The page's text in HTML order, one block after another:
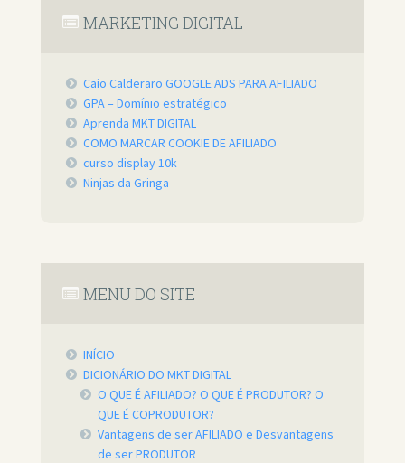
MARKETING DIGITAL
Caio Calderaro GOOGLE ADS PARA AFILIADO
GPA – Domínio estratégico
Aprenda MKT DIGITAL
COMO MARCAR COOKIE DE AFILIADO
curso display 10k
Ninjas da Gringa
MENU DO SITE
INÍCIO
DICIONÁRIO DO MKT DIGITAL
O QUE É AFILIADO? O QUE É PRODUTOR? O
QUE É COPRODUTOR?
Vantagens de ser AFILIADO e Desvantagens
de ser PRODUTOR